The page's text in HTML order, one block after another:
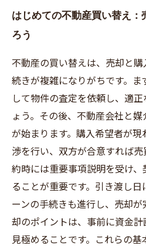
安心ステップ
始めよう
初心者でも安心！買い替
像をわかりやすく紹介
効果的な売却戦略とは？
きたいポイントまとめ
はじめての不動産買い替え
ろう
不動産の買い替えは、売却と
続きが複雑になりがちです。
して物件の査定を依頼し、適
ょう。その後、不動産会社と
が始まります。購入希望者が
渉を行い、双方が合意すれば
約時には重要事項説明を受け
ることが重要です。引き渡し
ーンの手続きも進行し、売却
却のポイントは、事前に資金
見極めることです。これらの